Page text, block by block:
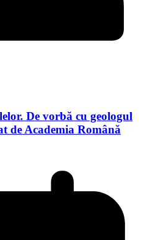
De vorbă cu geologul
de Academia Română